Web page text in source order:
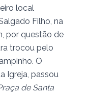
local
Filho, na
por questão de
trocou pelo
O
Igreja, passou
de Santa